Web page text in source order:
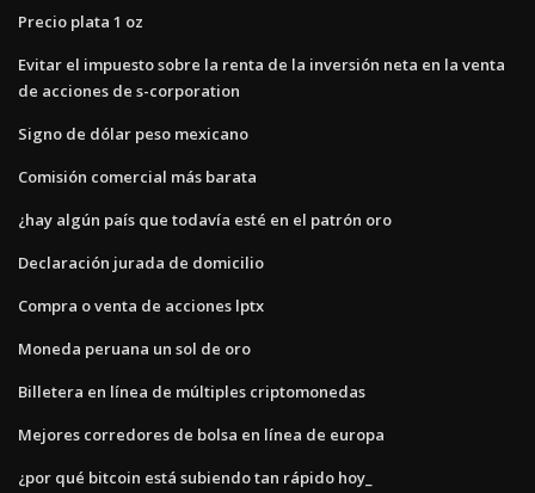
Precio plata 1 oz
Evitar el impuesto sobre la renta de la inversión neta en la venta
de acciones de s-corporation
Signo de dólar peso mexicano
Comisión comercial más barata
¿hay algún país que todavía esté en el patrón oro
Declaración jurada de domicilio
Compra o venta de acciones lptx
Moneda peruana un sol de oro
Billetera en línea de múltiples criptomonedas
Mejores corredores de bolsa en línea de europa
¿por qué bitcoin está subiendo tan rápido hoy_